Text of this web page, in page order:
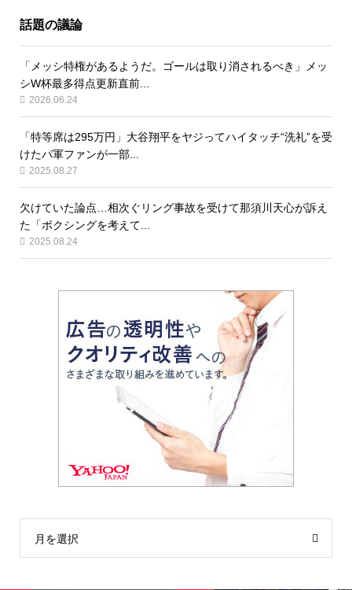
話題の議論
「メッシ特権があるようだ。ゴールは取り消されるべき」メッ
シW杯最多得点更新直前...
2026.06.24
「特等席は295万円」大谷翔平をヤジってハイタッチ“洗礼”を受
けたパ軍ファンが一部...
2025.08.27
欠けていた論点…相次ぐリング事故を受けて那須川天心が訴え
た「ボクシングを考えて...
2025.08.24
月を選択